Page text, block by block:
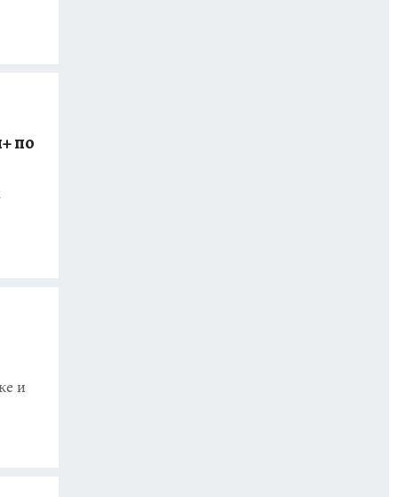
по
и